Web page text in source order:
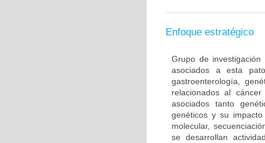
Enfoque estratégico
Grupo de
asociados a esta
gastroenterología,
relacionados al
asociados tanto
genéticos y su
molecular,
se desarrollan